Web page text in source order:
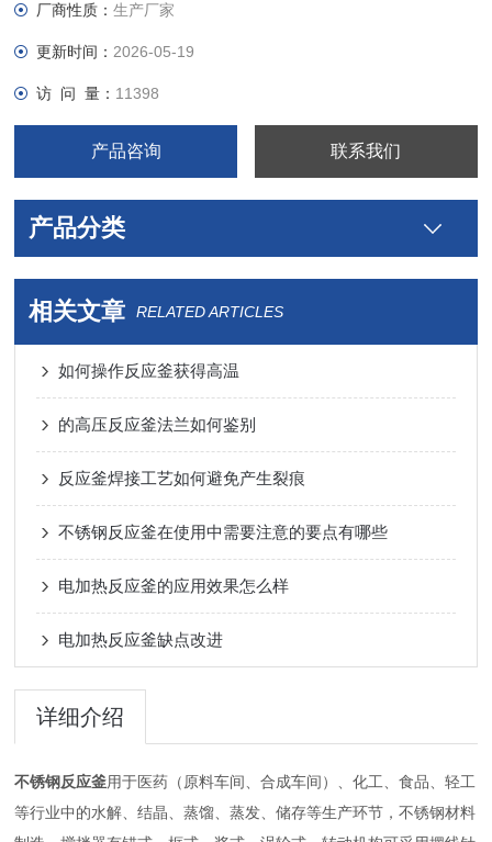
厂商性质：生产厂家
更新时间： 2026-05-19
访 问 量： 11398
产品咨询 联系我们
产品分类
相关文章 RELATED ARTICLES
如何操作反应釜获得高温
的高压反应釜法兰如何鉴别
反应釜焊接工艺如何避免产生裂痕
不锈钢反应釜在使用中需要注意的要点有哪些
电加热反应釜的应用效果怎么样
电加热反应釜缺点改进
详细介绍
不锈钢反应釜用于医药（原料车间、合成车间）、化工、食品、轻工
等行业中的水解、结晶、蒸馏、蒸发、储存等生产环节，不锈钢材料